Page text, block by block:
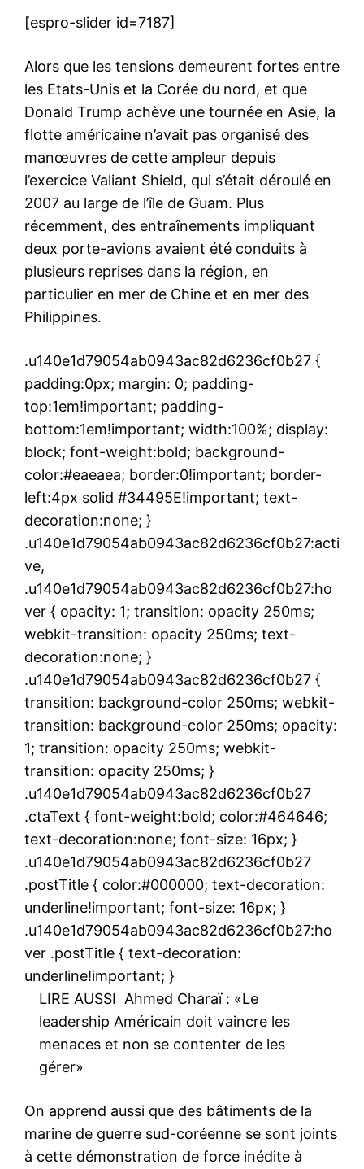
[espro-slider id=7187]
Alors que les tensions demeurent fortes entre
les Etats-Unis et la Corée du nord, et que
Donald Trump achève une tournée en Asie, la
flotte américaine n’avait pas organisé des
manœuvres de cette ampleur depuis
l’exercice Valiant Shield, qui s’était déroulé en
2007 au large de l’île de Guam. Plus
récemment, des entraînements impliquant
deux porte-avions avaient été conduits à
plusieurs reprises dans la région, en
particulier en mer de Chine et en mer des
Philippines.
.u140e1d79054ab0943ac82d6236cf0b27 {
padding:0px; margin: 0; padding-
top:1em!important; padding-
bottom:1em!important; width:100%; display:
block; font-weight:bold; background-
color:#eaeaea; border:0!important; border-
left:4px solid #34495E!important; text-
decoration:none; }
.u140e1d79054ab0943ac82d6236cf0b27:acti
ve,
.u140e1d79054ab0943ac82d6236cf0b27:ho
ver { opacity: 1; transition: opacity 250ms;
webkit-transition: opacity 250ms; text-
decoration:none; }
.u140e1d79054ab0943ac82d6236cf0b27 {
transition: background-color 250ms; webkit-
transition: background-color 250ms; opacity:
1; transition: opacity 250ms; webkit-
transition: opacity 250ms; }
.u140e1d79054ab0943ac82d6236cf0b27
.ctaText { font-weight:bold; color:#464646;
text-decoration:none; font-size: 16px; }
.u140e1d79054ab0943ac82d6236cf0b27
.postTitle { color:#000000; text-decoration:
underline!important; font-size: 16px; }
.u140e1d79054ab0943ac82d6236cf0b27:ho
ver .postTitle { text-decoration:
underline!important; }
LIRE AUSSI Ahmed Charaï : «Le
leadership Américain doit vaincre les
menaces et non se contenter de les
gérer»
On apprend aussi que des bâtiments de la
marine de guerre sud-coréenne se sont joints
à cette démonstration de force inédite à